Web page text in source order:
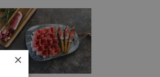
×